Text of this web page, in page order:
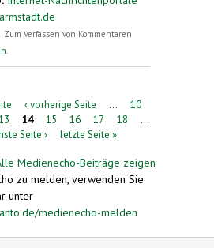
Esperantogruppe zu Besuch in
Zum Verfassen von Kommentaren
.
‹ vorherige Seite …
10
14 15 16 17 18
…
Seite ›
letzte Seite »
Medienecho-Beiträge zeigen
zu melden, verwenden Sie
unter
medienecho-melden